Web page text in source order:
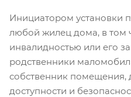
Инициатором установки
любой жилец дома, в том
инвалидностью или его
родственники
собственник помещения,
доступности и